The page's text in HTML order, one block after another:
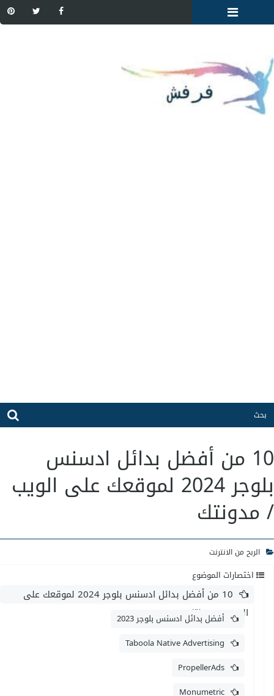
10 من أفضل بدائل ادسنس
بلوجر 2024 لموقعك على الويب
/ مدونتك
الربح من الانترنت
اختصارات الموضوع
10 من أفضل بدائل ادسنس بلوجر 2024 لموقعك على
الويب / مدونتك
أفضل بدائل ادسنس بلوجر 2023
Taboola Native Advertising
PropellerAds
Monumetric